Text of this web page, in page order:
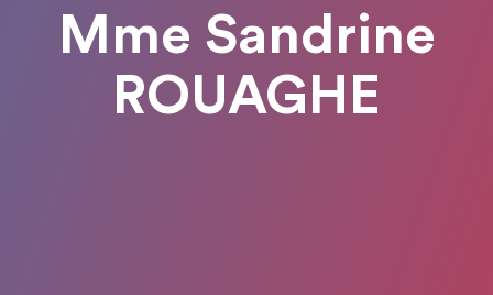
Mme Sandrine
ROUAGHE